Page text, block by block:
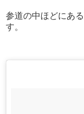
参道の中ほどにあ
す。